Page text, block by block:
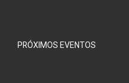
PRÓXIMOS EVENTOS